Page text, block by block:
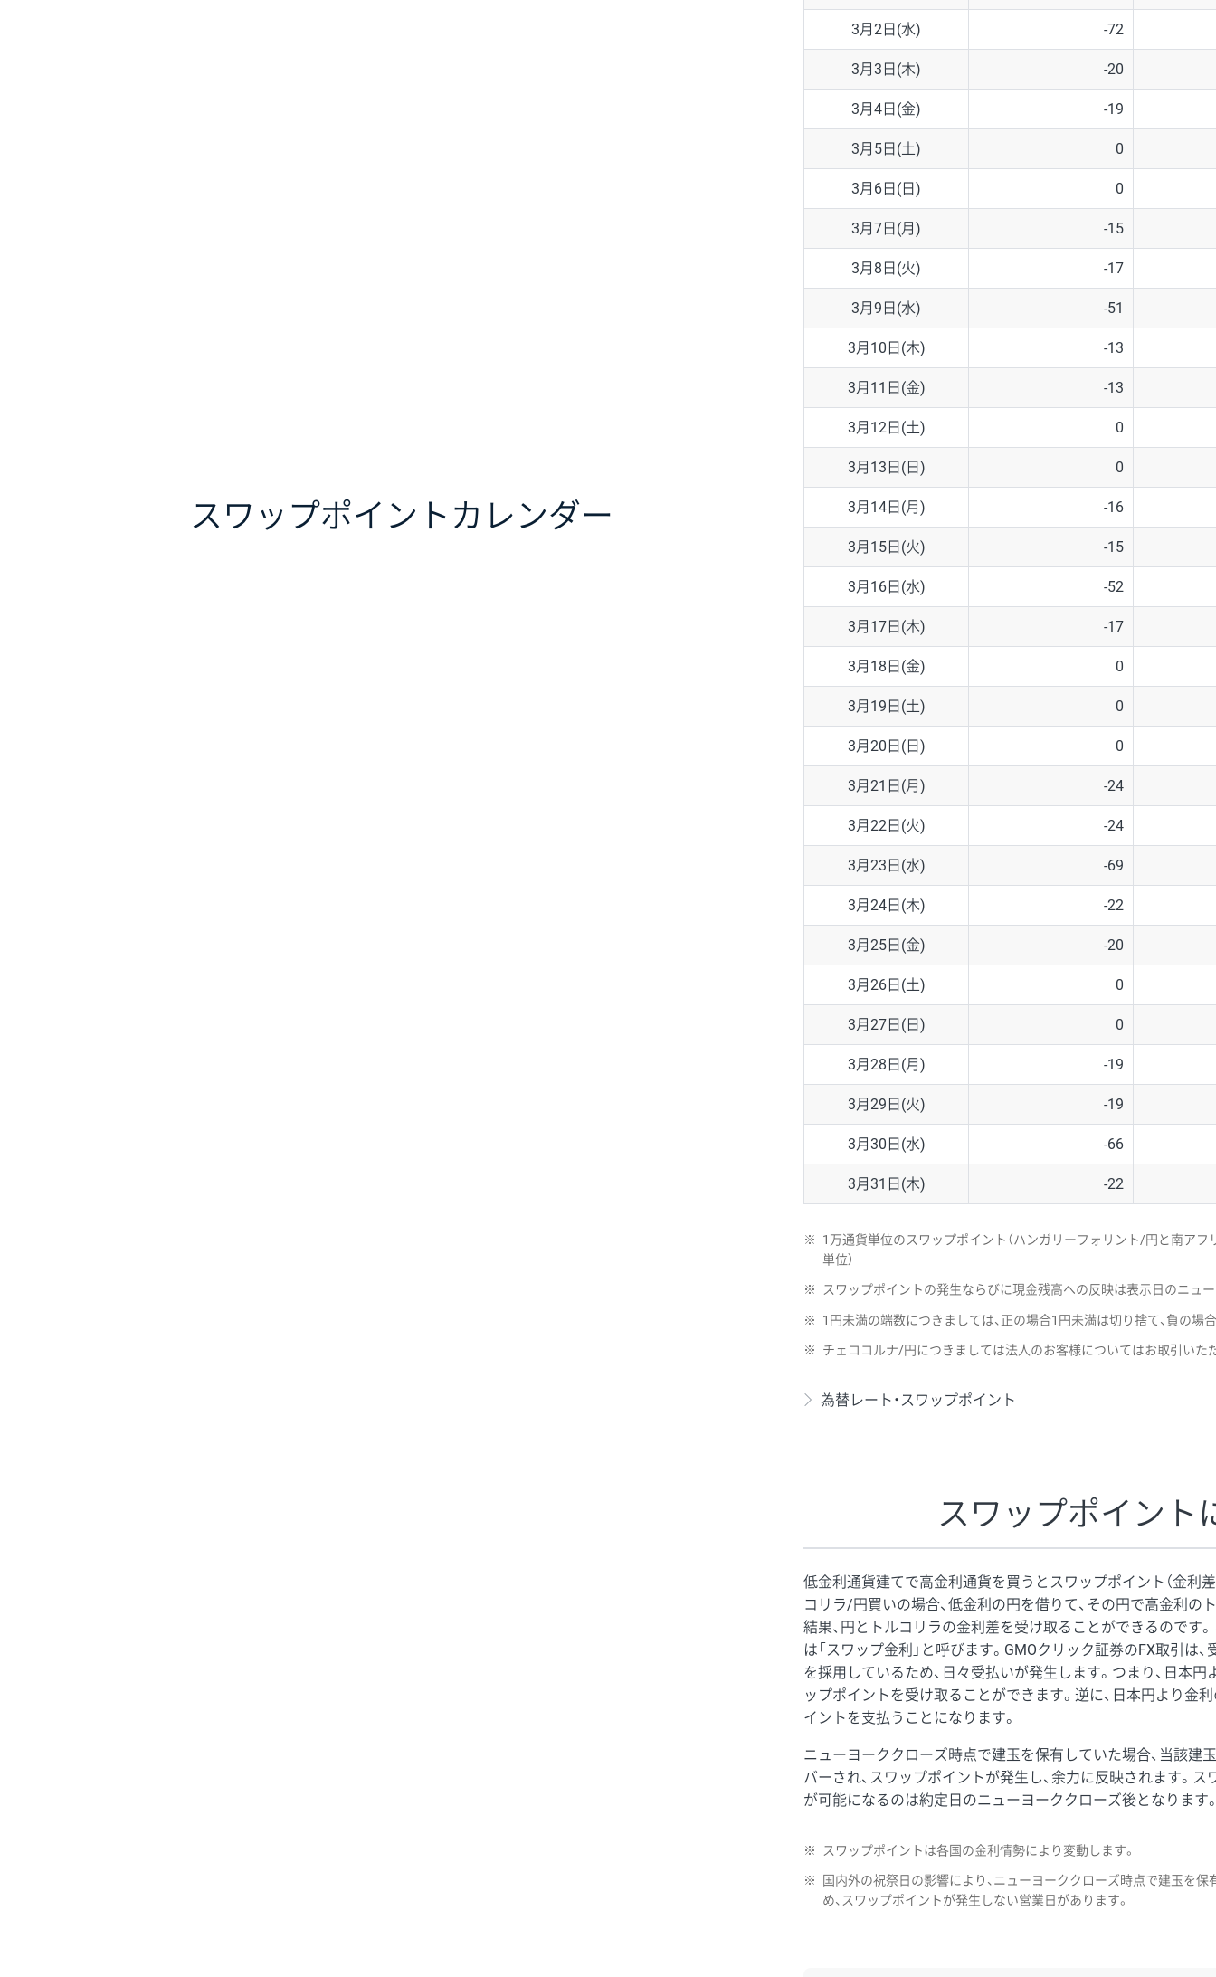
スワップポイント カレンダー
EUR/GBP 71円
EUR/AUD 103円
GBP/AUD 43円
AUD/NZD 66円
EUR/CHF 111円
GBP/CHF 220円
USD/CHF 160円
※2026/6/30の当社のスワップポイントおよび、同日の為替レートに
※取引証拠金は同日の当社為替レート（ニューヨーククローズ・MIDレ
※ハンガリーフォリント/円と南アフリカランド/円とメキシコペソ/
3月2日(水) -72
3月3日(木) -20
3月4日(金) -19
3月5日(土) 0
3月6日(日) 0
3月7日(月) -15
3月8日(火) -17
3月9日(水) -51
3月10日(木) -13
3月11日(金) -13
3月12日(土) 0
3月13日(日) 0
3月14日(月) -16
3月15日(火) -15
3月16日(水) -52
3月17日(木) -17
3月18日(金) 0
3月19日(土) 0
3月20日(日) 0
3月21日(月) -24
3月22日(火) -24
3月23日(水) -69
3月24日(木) -22
3月25日(金) -20
3月26日(土) 0
3月27日(日) 0
3月28日(月) -19
3月29日(火) -19
3月30日(水) -66
3月31日(木) -22
※
1万通貨単位のスワップポイント（ハンガリーフォリント/円と南ア
単位）
※ スワップポイントの発生ならびに現金残高への反映は表示日のニュ
※ 1円未満の端数につきましては、正の場合1円未満は切り捨て、負の場
※ チェココルナ/円につきましては法人のお客様についてはお取引いた
為替レート・スワップポイント
スワップポイント
低金利通貨建てで高金利通貨を買うとスワップポイント（金利
コリラ/円買いの場合、低金利の円を借りて、その円で高金利の
結果、円とトルコリラの金利差を受け取ることができるのです
は「スワップ金利」と呼びます。GMOクリック証券のFX取引は
を採用しているため、日々受払いが発生します。つまり、日本
ップポイントを受け取ることができます。逆に、日本円より金
イントを支払うことになります。
ニューヨーククローズ時点で建玉を保有していた場合、当該建
バーされ、スワップポイントが発生し、余力に反映されます。
が可能になるのは約定日のニューヨーククローズ後となります
※ スワップポイントは各国の金利情勢により変動します。
※
国内外の祝祭日の影響により、ニューヨーククローズ時点で建玉を
め、スワップポイントが発生しない営業日があります。